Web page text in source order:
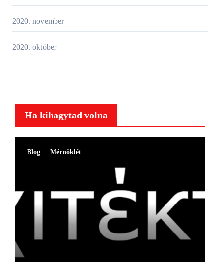
2020. november
2020. október
Ha kihagytad volna
Blog Mérnöklét